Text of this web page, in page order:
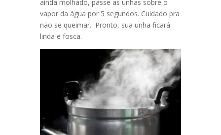
ainda molhado, passe as unhas sobre o
vapor da água por 5 segundos. Cuidado pra
não se queimar. Pronto, sua unha ficará
linda e fosca.